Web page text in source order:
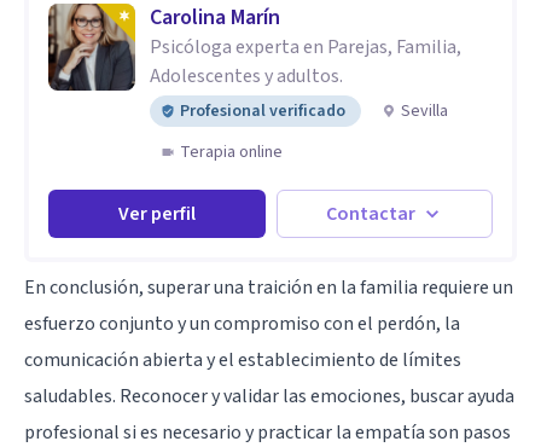
Carolina Marín
Psicóloga experta en Parejas, Familia,
Adolescentes y adultos.
Profesional verificado
Sevilla
Terapia online
Ver perfil Contactar
En conclusión, superar una traición en la familia requiere un
esfuerzo conjunto y un compromiso con el perdón, la
comunicación abierta y el establecimiento de límites
saludables. Reconocer y validar las emociones, buscar ayuda
profesional si es necesario y practicar la empatía son pasos